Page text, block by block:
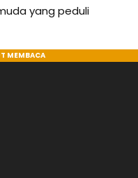
yang peduli